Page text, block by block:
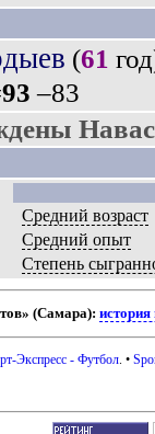
(61
93 –83
Средний возраст
Средний опыт
Степень
(Самара):история
Экспресс - Футбол . •